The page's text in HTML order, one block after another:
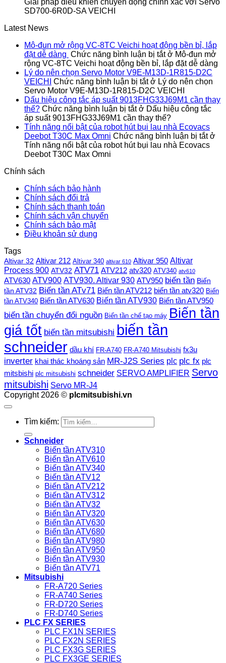
Giải pháp điều khiển chuyển động chính xác với Servo
SD700-6R0D-SA VEICHI
Latest News
Mô-đun mở rộng VC-8TC Veichi hoạt động bền bỉ, lắp
đặt dễ dàng Chức năng bình luận bị tắtở Mô-đun mở
rộng VC-8TC Veichi hoạt động bền bỉ, lắp đặt dễ dàng
Lý do nên chọn Servo Motor V9E-M13D-1R815-D2C
VEICHI
Chức năng bình luận bị tắtở Lý do nên chọn
Servo Motor V9E-M13D-1R815-D2C VEICHI
Dấu hiệu công tắc áp suất 9013FHG33J69M1 cần thay
thế? Chức năng bình luận bị tắtở Dấu hiệu công tắc
áp suất 9013FHG33J69M1 cần thay thế?
Tính năng nổi bật của robot hút bụi lau nhà Ecovacs
Deebot T30C Max Omni Chức năng bình luận bị tắtở
Tính năng nổi bật của robot hút bụi lau nhà Ecovacs
Deebot T30C Max Omni
Chính sách
Chính sách bảo hành
Chính sách đổi trả
Chính sách thanh toán
Chính sách vận chuyển
Chính sách bảo mật
Điều khoản sử dụng
Tags
Altivar 32 Altivar 212 Altivar 340 altivar 610 Altivar 950 Altivar
Process 900 ATV32 ATV71 ATV212 atv320 ATV340 atv610
ATV630 ATV900 ATV930. Altivar 930 ATV950 biến tần Biến
tần ATV32 Biến tần ATv71 Biến tần ATV212 biến tần atv320 Biến
tần ATV340 Biến tần ATV630 Biến tần ATV930 Biến tần ATV950
biến tần chuyển đổi nguồn Biến tần chế tạo máy Biến tần
giá tốt biến tần mitsubishi biến tần
schneider dầu khí FR-A740 FR-A740 Mitsubishi fx3u
inverter khai thác khoáng sản MR-J2S Series plc plc fx plc
mitsbishi plc mitsubishi schneider SERVO AMPLIFIER Servo
mitsubishi Servo MR-J4
Copyright 2026 © plcmitsubishi.vn
Tìm kiếm:
Schneider
Biến tần ATV310
Biến tần ATV610
Biến tần ATV340
Biến tần ATV12
Biến tần ATV212
Biến tần ATV312
Biến tần ATV32
Biến tần ATV320
Biến tần ATV630
Biến tần ATV680
Biến tần ATV980
Biến tần ATV950
Biến tần ATV930
Biến tần ATV71
Mitsubishi
FR-A720 Series
FR-A740 Series
FR-D720 Series
FR-D740 Series
PLC FX SERIES
PLC FX1N SERIES
PLC FX2N SERIES
PLC FX3G SERIES
PLC FX3GE SERIES